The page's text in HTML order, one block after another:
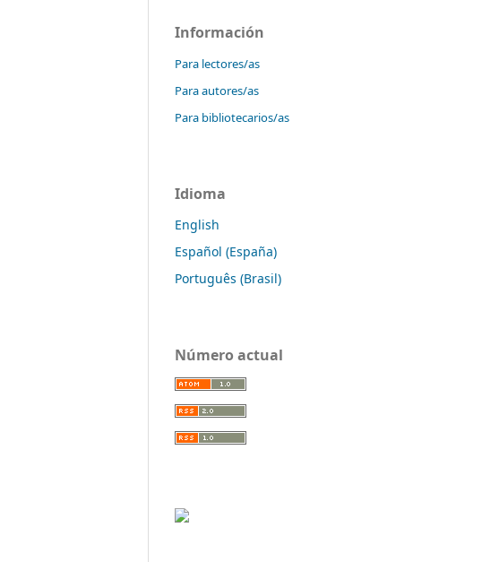
Información
Para lectores/as
Para autores/as
Para bibliotecarios/as
Idioma
English
Español (España)
Português (Brasil)
Número actual